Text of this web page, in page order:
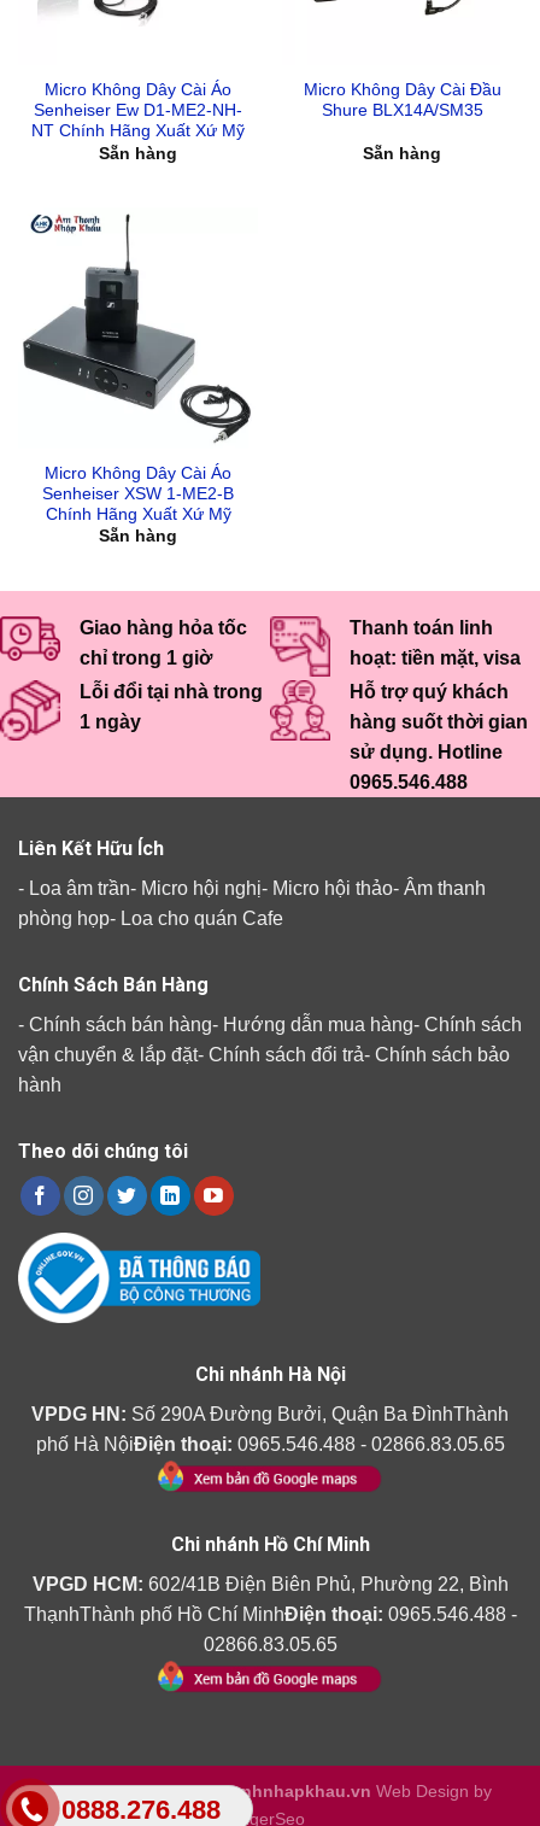
0888.276.488
Micro Không Dây Cài Áo
Senheiser Ew D1-ME2-NH-
NT Chính Hãng Xuất Xứ Mỹ
Sẵn hàng
Micro Không Dây Cài Đầu
Shure BLX14A/SM35
Sẵn hàng
Micro Không Dây Cài Áo
Senheiser XSW 1-ME2-B
Chính Hãng Xuất Xứ Mỹ
Sẵn hàng
Giao hàng hỏa tốc
chỉ trong 1 giờ
Thanh toán linh
hoạt: tiền mặt, visa
Lỗi đổi tại nhà trong
1 ngày
Hỗ trợ quý khách
hàng suốt thời gian
sử dụng. Hotline
0965.546.488
Liên Kết Hữu Ích
- Loa âm trần- Micro hội nghị- Micro hội thảo- Âm thanh
phòng họp- Loa cho quán Cafe
Chính Sách Bán Hàng
- Chính sách bán hàng- Hướng dẫn mua hàng- Chính sách
vận chuyển & lắp đặt- Chính sách đổi trả- Chính sách bảo
hành
Theo dõi chúng tôi
Chi nhánh Hà Nội
VPDG HN: Số 290A Đường Bưởi, Quận Ba ĐìnhThành
phố Hà NộiĐiện thoại: 0965.546.488 - 02866.83.05.65
Chi nhánh Hồ Chí Minh
VPGD HCM: 602/41B Điện Biên Phủ, Phường 22, Bình
ThạnhThành phố Hồ Chí MinhĐiện thoại: 0965.546.488 -
02866.83.05.65
Copyright 2026 ©Amthanhnhapkhau.vn Web Design by
TigerSeo